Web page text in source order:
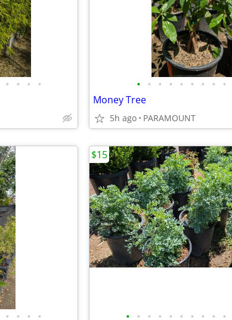
• • • • • • • • • • • • •
Money Tree
5h ago PARAMOUNT
• • • • • • • • • • • • • •
$15